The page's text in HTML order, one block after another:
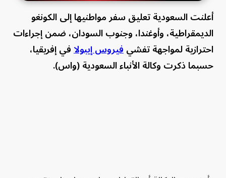
أعلنت السعودية تعليق سفر مواطنيها إلى الكونغو
الديمقراطية، وأوغندا، وجنوب السودان، ضمن إجراءات
احترازية لمواجهة تفشيفيروس إيبولافي إفريقيا،
حسبما ذكرت وكالة الأنباء السعودية (واس).